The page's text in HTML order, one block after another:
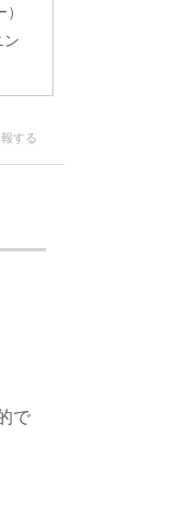
ン
する
で